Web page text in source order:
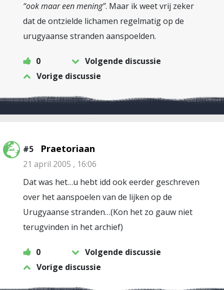
“ook maar een mening”. Maar ik weet vrij zeker
dat de ontzielde lichamen regelmatig op de
urugyaanse stranden aanspoelden.
0
Volgende discussie
Vorige discussie
#5 Praetoriaan
21 april 2005 , 16:06
Dat was het…u hebt idd ook eerder geschreven
over het aanspoelen van de lijken op de
Urugyaanse stranden…(Kon het zo gauw niet
terugvinden in het archief)
0
Volgende discussie
Vorige discussie